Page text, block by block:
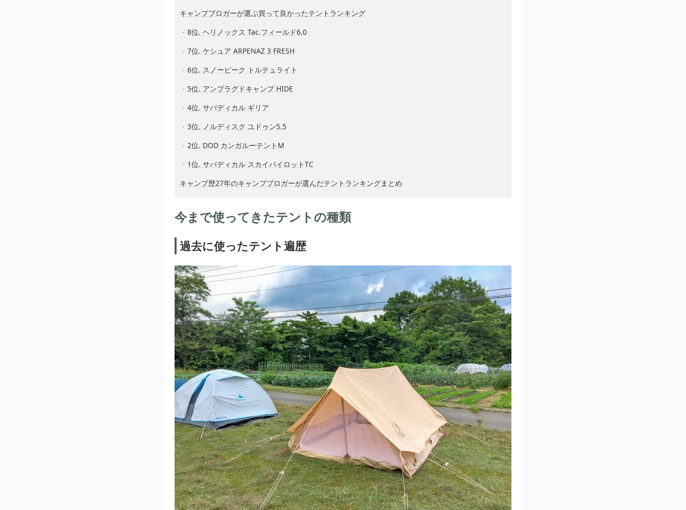
キャンプブロガーが選ぶ買って良かったテントランキング
8位. ヘリノックス Tac.フィールド6.0
7位. ケシュア ARPENAZ 3 FRESH
6位. スノーピーク トルテュライト
5位. アンプラグドキャンプ HIDE
4位. サバディカル ギリア
3位. ノルディスク ユドゥン5.5
2位. DOD カンガルーテントM
1位. サバディカル スカイパイロットTC
キャンプ歴27年のキャンプブロガーが選んだテントランキングまとめ
今まで使ってきたテントの種類
過去に使ったテント遍歴